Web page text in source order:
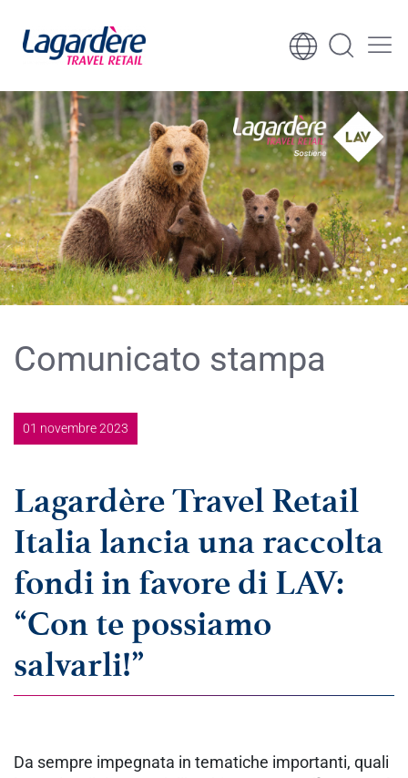
Vai al contenuto
Comunicato stampa
01 novembre 2023
Lagardère Travel Retail
Italia lancia una raccolta
fondi in favore di LAV:
“Con te possiamo
salvarli!”
Da sempre impegnata in tematiche importanti, quali